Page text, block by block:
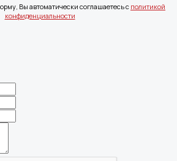
Вы автоматически соглашаетесь с политикой
конфиденциальности